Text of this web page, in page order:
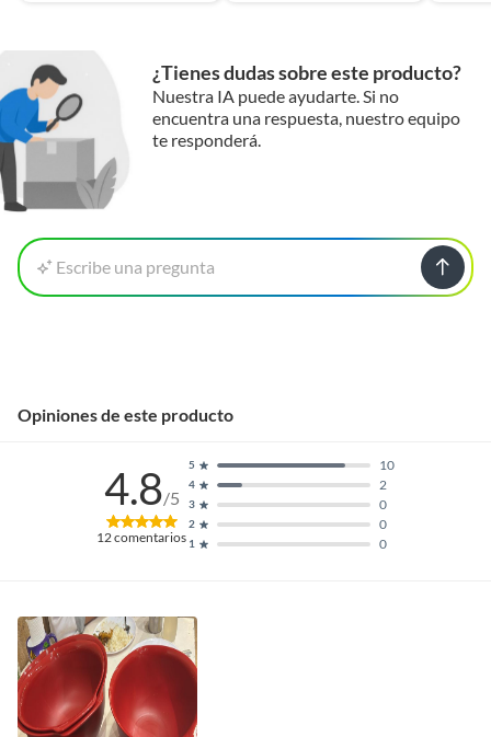
¿Tienes dudas sobre este producto?
Nuestra IA puede ayudarte. Si no
encuentra una respuesta, nuestro equipo
te responderá.
Escribe una pregunta
Opiniones de este producto
4.8/5
12comentarios 1 0
2 0
3 0
4 2
5 10